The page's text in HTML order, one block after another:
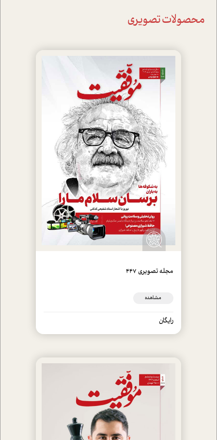
محصولات تصویری
مجله تصويري 447
مشاهده
رایگان